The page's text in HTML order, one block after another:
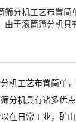
分机工艺布置
于滚筒筛分机具
机工艺布置简单
分机具有诸多优
在日常工业，矿山